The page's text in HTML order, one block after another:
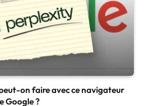
on faire avec ce navigateur
Google ?